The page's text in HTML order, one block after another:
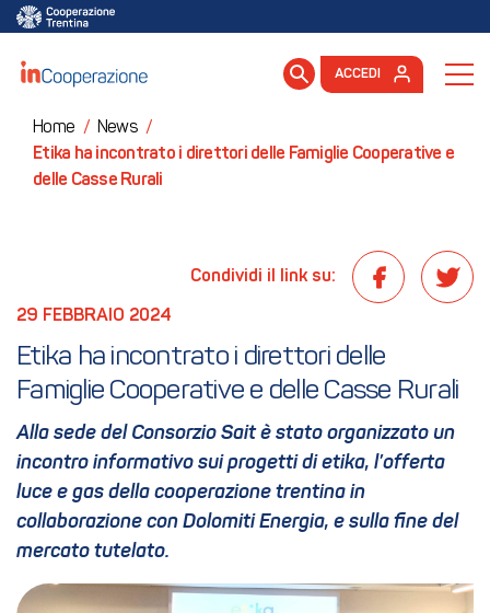
ACCEDI
Home / News /
Etika ha incontrato i direttori delle Famiglie Cooperative e
delle Casse Rurali
29 FEBBRAIO 2024
Condividi il link su:
Etika ha incontrato i direttori delle
Famiglie Cooperative e delle Casse Rurali
Alla sede del Consorzio Sait è stato organizzato un
incontro informativo sui progetti di etika, l’offerta
luce e gas della cooperazione trentina in
collaborazione con Dolomiti Energia, e sulla fine del
mercato tutelato.